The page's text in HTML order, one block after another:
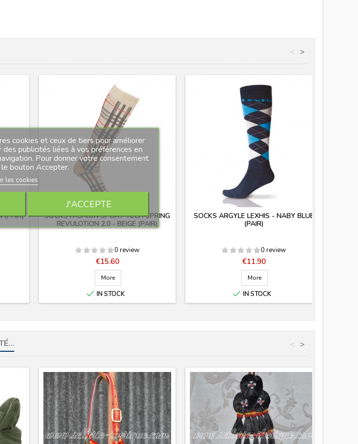
>
<
(PAIR)
SOCKS FASHION SPORT TECH SPRING
REVULOTION 2.0 - BEIGE (PAIR)
0 review
Price
€15.60
More
 IN STOCK
SOCKS ARGYLE LEXHIS - NABY BLUE
(PAIR)
0 review
Price
€11.90
More
 IN STOCK
>
<
cookies et ceux de tiers pour améliorer
publicités liées à vos préférences en
Pour donner votre consentement
bouton Accepter.
les cookies
J'ACCEPTE